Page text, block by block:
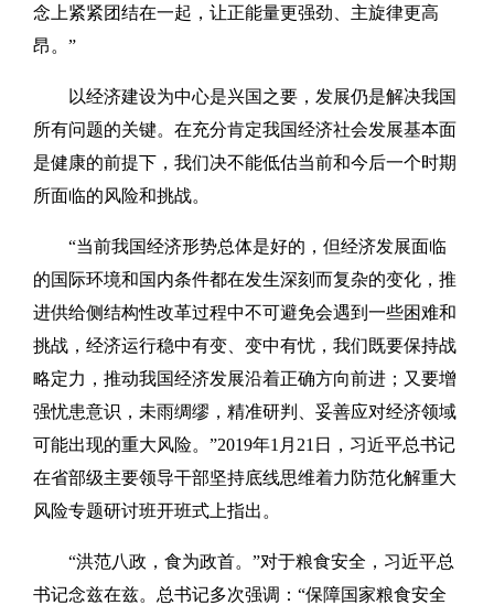
念上紧紧团结在一起，让正能量更强劲、主旋律更高
昂。”
以经济建设为中心是兴国之要，发展仍是解决我国
所有问题的关键。在充分肯定我国经济社会发展基本面
是健康的前提下，我们决不能低估当前和今后一个时期
所面临的风险和挑战。
“当前我国经济形势总体是好的，但经济发展面临
的国际环境和国内条件都在发生深刻而复杂的变化，推
进供给侧结构性改革过程中不可避免会遇到一些困难和
挑战，经济运行稳中有变、变中有忧，我们既要保持战
略定力，推动我国经济发展沿着正确方向前进；又要增
强忧患意识，未雨绸缪，精准研判、妥善应对经济领域
可能出现的重大风险。”2019年1月21日，习近平总书记
在省部级主要领导干部坚持底线思维着力防范化解重大
风险专题研讨班开班式上指出。
“洪范八政，食为政首。”对于粮食安全，习近平总
书记念兹在兹。总书记多次强调：“保障国家粮食安全